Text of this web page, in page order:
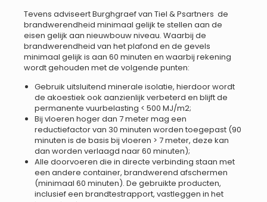
Tevens adviseert Burghgraef van Tiel & Psartners de
brandwerendheid minimaal gelijk te stellen aan de
eisen gelijk aan nieuwbouw niveau. Waarbij de
brandwerendheid van het plafond en de gevels
minimaal gelijk is aan 60 minuten en waarbij rekening
wordt gehouden met de volgende punten:
Gebruik uitsluitend minerale isolatie, hierdoor wordt
de akoestiek ook aanzienlijk verbeterd en blijft de
permanente vuurbelasting < 500 MJ/m2;
Bij vloeren hoger dan 7 meter mag een
reductiefactor van 30 minuten worden toegepast (90
minuten is de basis bij vloeren > 7 meter, deze kan
dan worden verlaagd naar 60 minuten);
Alle doorvoeren die in directe verbinding staan met
een andere container, brandwerend afschermen
(minimaal 60 minuten). De gebruikte producten,
inclusief een brandtestrapport, vastleggen in het